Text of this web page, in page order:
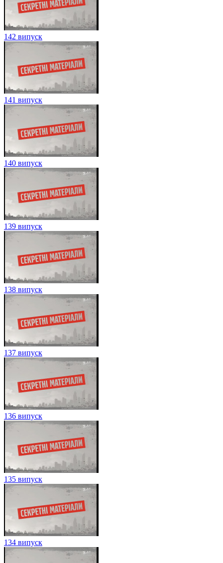
142 випуск
141 випуск
140 випуск
139 випуск
138 випуск
137 випуск
136 випуск
135 випуск
134 випуск